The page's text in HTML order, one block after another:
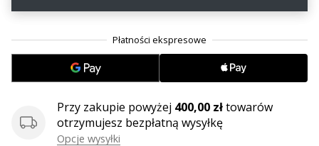
jesteś
jak
do
Przy zakupie powyżej 400,00 złtowarów
otrzymujesz bezpłatną wysyłkę
Opcje wysyłki